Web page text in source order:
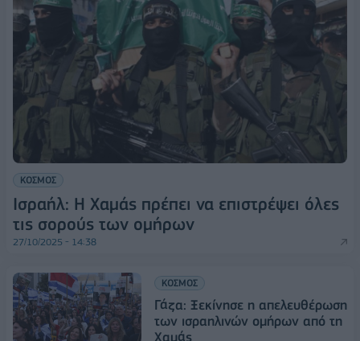
ΚΟΣΜΟΣ
Ισραήλ: Η Χαμάς πρέπει να επιστρέψει όλες
τις σορούς των ομήρων
27/10/2025 - 14:38
ΚΟΣΜΟΣ
Γάζα: Ξεκίνησε η απελευθέρωση
των ισραηλινών ομήρων από τη
Χαμάς